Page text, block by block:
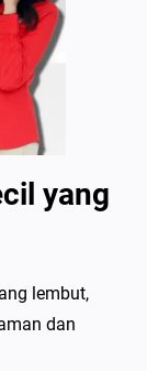
yang
lembut,
dan